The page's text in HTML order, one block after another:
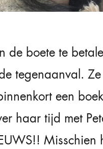
de boete te
tegenaanval.
een boek
haar tijd met
Misschien